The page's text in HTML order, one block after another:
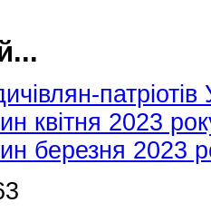
квітня 2023
березня 2023